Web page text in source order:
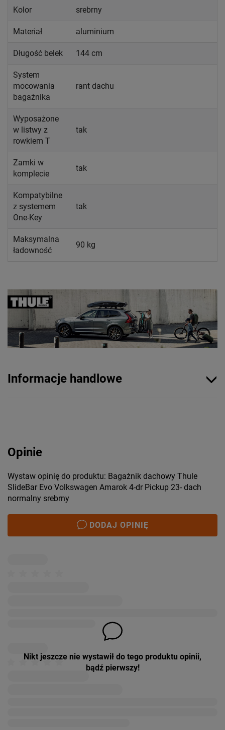
Kolor srebrny
Materiał aluminium
Długość belek 144 cm
System
mocowania
bagażnika
rant dachu
Wyposażone
w listwy z
rowkiem T
tak
Zamki w
komplecie
tak
Kompatybilne
z systemem
One-Key
tak
Maksymalna
ładowność
90 kg
Informacje handlowe
Opinie
Wystaw opinię do produktu: Bagażnik dachowy Thule
SlideBar Evo Volkswagen Amarok 4-dr Pickup 23- dach
normalny srebrny
DODAJ OPINIĘ
Nikt jeszcze nie wystawił do tego produktu opinii,
bądź pierwszy!